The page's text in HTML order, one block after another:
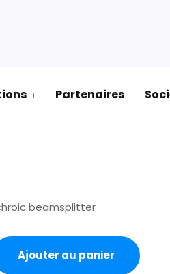
Partenaires
beamsplitter
Ajouter au panier